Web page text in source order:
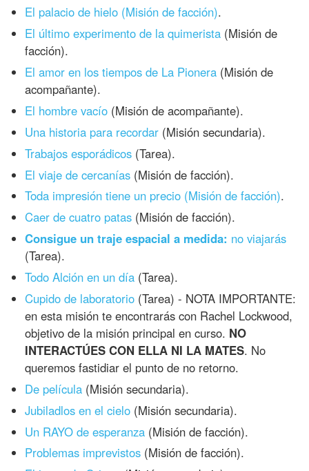
El palacio de hielo (Misión de facción).
El último experimento de la quimerista (Misión de
facción).
El amor en los tiempos de La Pionera (Misión de
acompañante).
El hombre vacío (Misión de acompañante).
Una historia para recordar (Misión secundaria).
Trabajos esporádicos (Tarea).
El viaje de cercanías (Misión de facción).
Toda impresión tiene un precio (Misión de facción).
Caer de cuatro patas (Misión de facción).
Consigue un traje espacial a medida: no viajarás
(Tarea).
Todo Alción en un día (Tarea).
Cupido de laboratorio (Tarea) - NOTA IMPORTANTE:
en esta misión te encontrarás con Rachel Lockwood,
objetivo de la misión principal en curso. NO
INTERACTÚES CON ELLA NI LA MATES. No
queremos fastidiar el punto de no retorno.
De película (Misión secundaria).
Jubiladlos en el cielo (Misión secundaria).
Un RAYO de esperanza (Misión de facción).
Problemas imprevistos (Misión de facción).